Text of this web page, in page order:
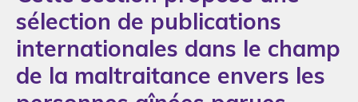
sélection de publications
internationales dans le champ
de la maltraitance envers les